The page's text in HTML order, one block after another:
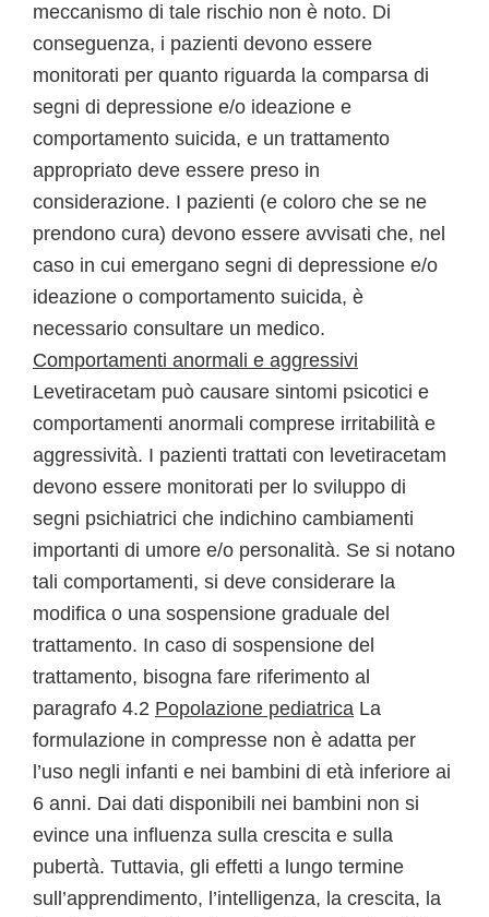
meccanismo di tale rischio non è noto. Di
conseguenza, i pazienti devono essere
monitorati per quanto riguarda la comparsa di
segni di depressione e/o ideazione e
comportamento suicida, e un trattamento
appropriato deve essere preso in
considerazione. I pazienti (e coloro che se ne
prendono cura) devono essere avvisati che, nel
caso in cui emergano segni di depressione e/o
ideazione o comportamento suicida, è
necessario consultare un medico.
Comportamenti anormali e aggressivi
Levetiracetam può causare sintomi psicotici e
comportamenti anormali comprese irritabilità e
aggressività. I pazienti trattati con levetiracetam
devono essere monitorati per lo sviluppo di
segni psichiatrici che indichino cambiamenti
importanti di umore e/o personalità. Se si notano
tali comportamenti, si deve considerare la
modifica o una sospensione graduale del
trattamento. In caso di sospensione del
trattamento, bisogna fare riferimento al
paragrafo 4.2 Popolazione pediatrica La
formulazione in compresse non è adatta per
l’uso negli infanti e nei bambini di età inferiore ai
6 anni. Dai dati disponibili nei bambini non si
evince una influenza sulla crescita e sulla
pubertà. Tuttavia, gli effetti a lungo termine
sull’apprendimento, l’intelligenza, la crescita, la